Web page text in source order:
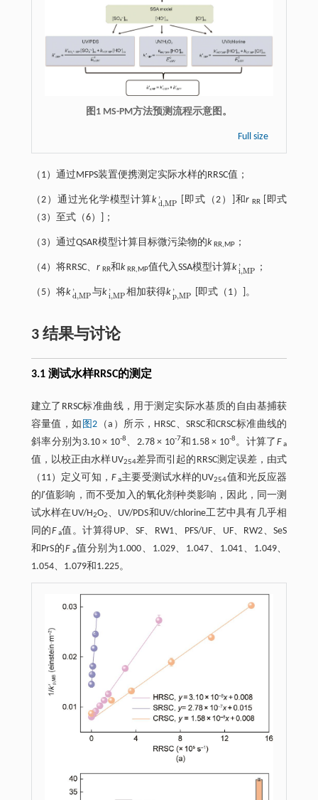
图1 MS-PM方法预测流程示意图。
Full size
（1）通过MFPS装置便携测定实际水样的RRSC值；
（2）通过光化学模型计算k 'd,MP
d ,MP [即式（2） ]和r RR [即式
（3） 至式（6） ]；
（3）通过QSAR模型计算目标微污染物的k RR,MP；
（4）将RRSC、 r RR和k RR,MP值代入SSA模型计算k 'i,MP
i,MP ；
（5）将k 'd,MP
d ,MP'
与k 'i,MP
i,MP'
相加获得k 'p,MP
p ,MP [即式（1） ]。
3 结果与讨论
3.1 测试水样RRSC的测定
建立了RRSC标准曲线，用于测定实际水基质的自由基捕获
容量值，如 图2 （a）所示，HRSC、SRSC和CRSC标准曲线的
斜率分别为3.10 × 10-8、2.78 × 10-7和1.58 × 10-8。计算了 F a
值，以校正由水样UV254差异而引起的RRSC测定误差，由式
（11） 定义可知， F a主要受测试水样的UV254值和光反应器
的l′值影响，而不受加入的氧化剂种类影响，因此，同一测
试水样在UV/H2O2、UV/PDS和UV/chlorine工艺中具有几乎相
同的F a值。计算得UP、SF、RW1、PFS/UF、UF、RW2、SeS
和PrS的F a值分别为1.000、1.029、1.047、1.041、1.049、
1.054、1.079和1.225。